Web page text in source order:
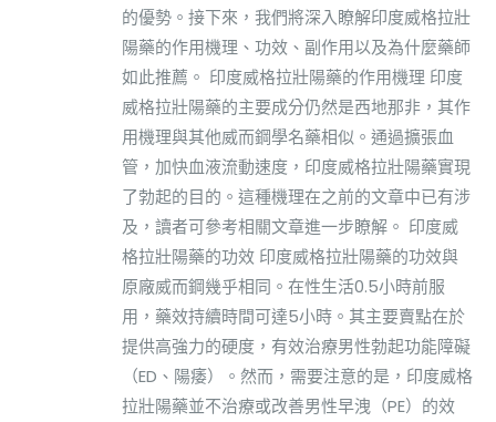
的優勢。接下來，我們將深入瞭解印度威格拉壯
陽藥的作用機理、功效、副作用以及為什麼藥師
如此推薦。 印度威格拉壯陽藥的作用機理 印度
威格拉壯陽藥的主要成分仍然是西地那非，其作
用機理與其他威而鋼學名藥相似。通過擴張血
管，加快血液流動速度，印度威格拉壯陽藥實現
了勃起的目的。這種機理在之前的文章中已有涉
及，讀者可參考相關文章進一步瞭解。 印度威
格拉壯陽藥的功效 印度威格拉壯陽藥的功效與
原廠威而鋼幾乎相同。在性生活0.5小時前服
用，藥效持續時間可達5小時。其主要賣點在於
提供高強力的硬度，有效治療男性勃起功能障礙
（ED、陽痿）。然而，需要注意的是，印度威格
拉壯陽藥並不治療或改善男性早洩（PE）的效